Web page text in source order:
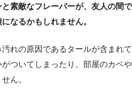
素敵なフレーバーが、友人の間で
なるかもしれません。
れの原因であるタールが含まれて
ついてしまったり、部屋のカベや
ん。